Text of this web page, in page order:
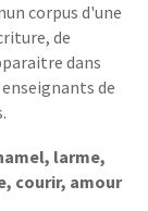
corpus d'une
de
dans
de
larme,
courir, amour